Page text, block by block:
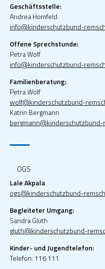
Geschäftsstelle:
Andrea Homfeld
info@kinderschutzbund-
Offene Sprechstunde:
Petra Wolf
info@kinderschutzbund-
Familienberatung:
Petra Wolf
wolf@kinderschutzbund-
Katrin Bergmann
OGS
Lale Akpala
ogs@kinderschutzbund-
Begleiteter Umgang:
Sandra Gluth
gluth@kinderschutzbund-
Kinder- und Jugendtelefon:
Telefon: 116 111